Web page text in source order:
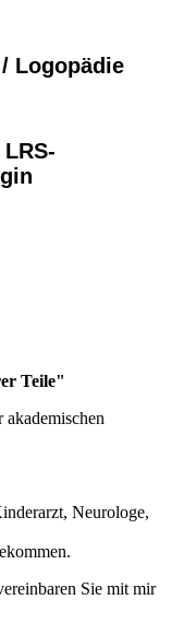
Logopädie
Teile"
akademischen
Neurologe,
Sie mit mir